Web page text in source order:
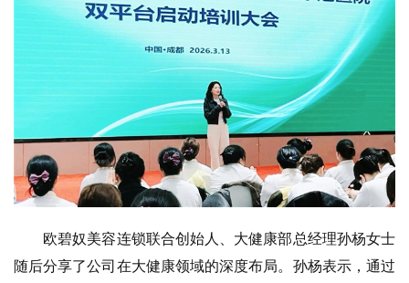
欧碧奴美容连锁联合创始人、大健康部总经理孙杨女士
随后分享了公司在大健康领域的深度布局。孙杨表示，通过